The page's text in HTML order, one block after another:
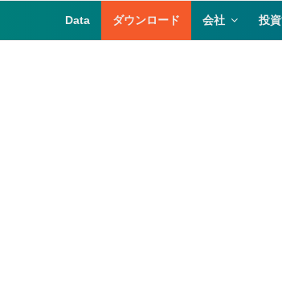
Data ダウンロード 会社 投